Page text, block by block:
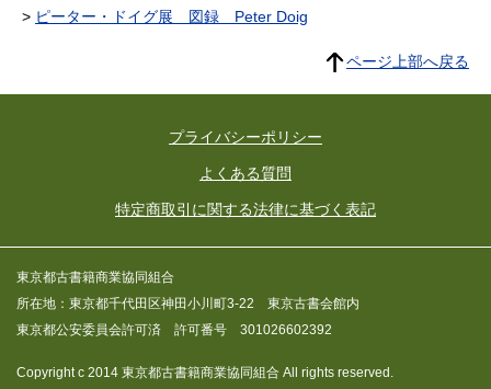
ピーター・ドイグ展 図録 Peter Doig
ページ上部へ戻る
プライバシーポリシー
よくある質問
特定商取引に関する法律に基づく表記
東京都古書籍商業協同組合
所在地：東京都千代田区神田小川町3-22 東京古書会館内
東京都公安委員会許可済 許可番号 301026602392
Copyright c 2014 東京都古書籍商業協同組合 All rights reserved.